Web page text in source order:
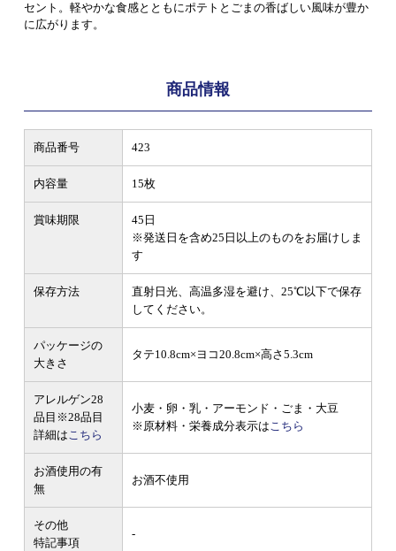
セント。軽やかな食感とともにポテトとごまの香ばしい風味が豊か
に広がります。
商品情報
商品番号 423
内容量 15枚
賞味期限
45日
※発送日を含め25日以上のものをお届けしま
す
保存方法
直射日光、高温多湿を避け、25℃以下で保存
してください。
パッケージの
大きさ
タテ10.8cm×ヨコ20.8cm×高さ5.3cm
アレルゲン28
品目 ※28品目
詳細はこちら
小麦・卵・乳・アーモンド・ごま・大豆
※原材料・栄養成分表示はこちら
お酒使用の有
無
お酒不使用
その他
特記事項
-